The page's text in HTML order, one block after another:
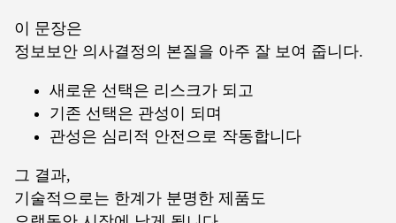
이 문장은
정보보안 의사결정의 본질을 아주 잘 보여 줍니다.
새로운 선택은 리스크가 되고
기존 선택은 관성이 되며
관성은 심리적 안전으로 작동합니다
그 결과,
기술적으로는 한계가 분명한 제품도